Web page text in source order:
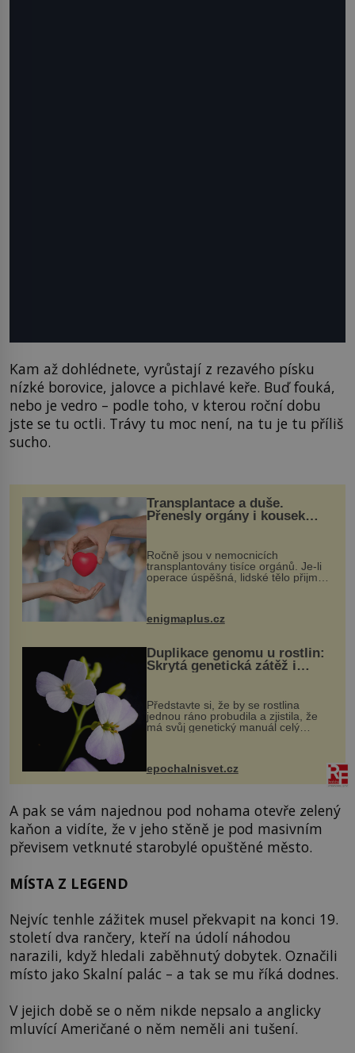
Kam až dohlédnete, vyrůstají z rezavého písku
nízké borovice, jalovce a pichlavé keře. Buď fouká,
nebo je vedro – podle toho, v kterou roční dobu
jste se tu octli. Trávy tu moc není, na tu je tu příliš
sucho.
Transplantace a duše.
Přenesly orgány i kousek
Ročně jsou v nemocnicích
transplantovány tisíce orgánů. Je-li
operace úspěšná, lidské tělo přijme
enigmaplus.cz
Duplikace genomu u rostlin:
Skrytá genetická zátěž i
Představte si, že by se rostlina
jednou ráno probudila a zjistila, že
má svůj genetický manuál celý
vstupenka...
epochalnisvet.cz
A pak se vám najednou pod nohama otevře zelený
kaňon a vidíte, že v jeho stěně je pod masivním
převisem vetknuté starobylé opuštěné město.
MÍSTA Z LEGEND
Nejvíc tenhle zážitek musel překvapit na konci 19.
století dva rančery, kteří na údolí náhodou
narazili, když hledali zaběhnutý dobytek. Označili
místo jako Skalní palác – a tak se mu říká dodnes.
V jejich době se o něm nikde nepsalo a anglicky
mluvící Američané o něm neměli ani tušení.